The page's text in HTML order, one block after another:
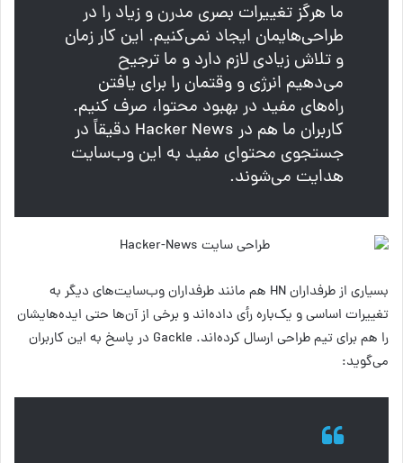
ما هرگز تغییرات بصری مدرن و زیاد را در
طراحی‌هایمان ایجاد نمی‌کنیم. این کار زمان
و تلاش زیادی لازم دارد و ما ترجیح
می‌دهیم انرژی و وقتمان را برای یافتن
راه‌های مفید در بهبود محتوا، صرف کنیم.
کاربران ما هم در Hacker News دقیقاً در
جستجوی محتوای مفید به این وب‌سایت
هدایت می‌شوند.
بسیاری از طرفداران HN هم مانند طرفداران وب‌سایت‌های دیگر به
تغییرات اساسی و یک‌باره رأی داده‌اند و برخی از آن‌ها حتی ایده‌هایشان
را هم برای تیم طراحی ارسال کرده‌اند. Gackle در پاسخ به این کاربران
می‌گوید: